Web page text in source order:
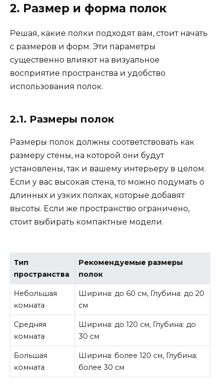
2. Размер и форма полок
Решая, какие полки подходят вам, стоит начать
с размеров и форм. Эти параметры
существенно влияют на визуальное
восприятие пространства и удобство
использования полок.
2.1. Размеры полок
Размеры полок должны соответствовать как
размеру стены, на которой они будут
установлены, так и вашему интерьеру в целом.
Если у вас высокая стена, то можно подумать о
длинных и узких полках, которые добавят
высоты. Если же пространство ограничено,
стоит выбирать компактные модели.
Тип
пространства
Рекомендуемые размеры
полок
Небольшая
комната
Ширина: до 60 см, Глубина: до 20
см
Средняя
комната
Ширина: до 120 см, Глубина: до
30 см
Большая
комната
Ширина: более 120 см, Глубина:
более 30 см